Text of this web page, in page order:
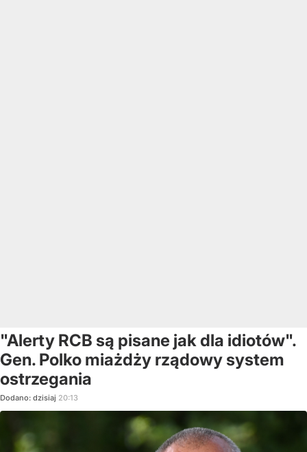
"Alerty RCB są pisane jak dla idiotów".
Gen. Polko miażdży rządowy system
ostrzegania
Dodano: dzisiaj 20:13